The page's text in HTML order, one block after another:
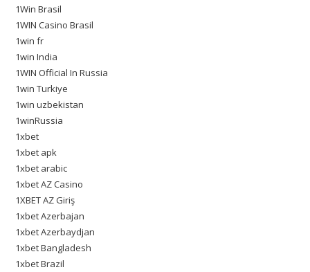
1Win Brasil
1WIN Casino Brasil
1win fr
1win India
1WIN Official In Russia
1win Turkiye
1win uzbekistan
1winRussia
1xbet
1xbet apk
1xbet arabic
1xbet AZ Casino
1XBET AZ Giriş
1xbet Azerbajan
1xbet Azerbaydjan
1xbet Bangladesh
1xbet Brazil